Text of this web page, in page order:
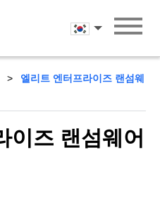
한국어
엘리트 엔터프라이즈 랜섬웨
이즈 랜섬웨어